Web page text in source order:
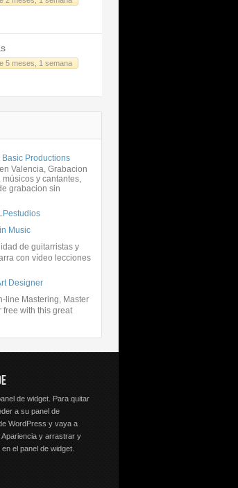
5 meses, 1 semana
Productions
Valencia, Grabacion
y cantantes,
grabacion sin
Music
de guitarristas y
con vídeo lecciones
Designer
line Mastering, Master
free with this great
de widget. Para quitar
a su panel de
WordPress y vaya a
Apariencia y arrastrar y
el panel de widget.